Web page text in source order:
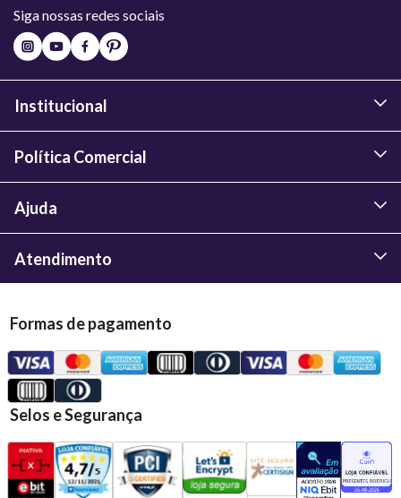
Siga nossas redes sociais
Institucional
Política Comercial
Ajuda
Atendimento
Formas de pagamento
Selos e Segurança